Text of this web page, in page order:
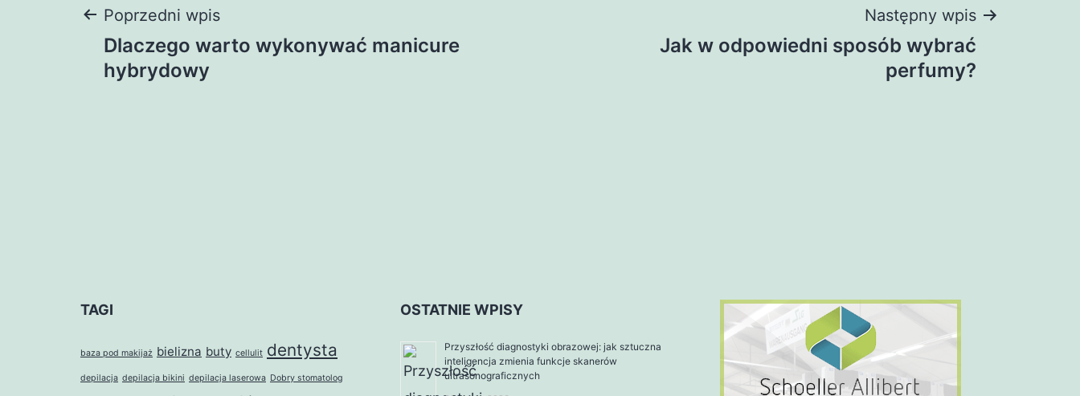
Nawigacja
wpisu
Poprzedni wpis
Dlaczego warto wykonywać manicure
hybrydowy
Następny wpis
Jak w odpowiedni sposób wybrać
perfumy?
TAGI
baza pod makijaż bielizna buty cellulit dentysta
depilacja depilacja bikini depilacja laserowa Dobry stomatolog
OSTATNIE WPISY
Przyszłość diagnostyki obrazowej: jak sztuczna
inteligencja zmienia funkcje skanerów
ultrasonograficznych